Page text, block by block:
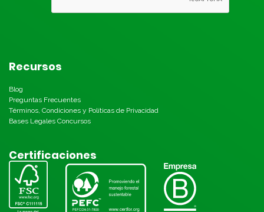
Recursos
Blog
Preguntas Frecuentes
Términos, Condiciones y Políticas de Privacidad
Bases Legales Concursos
Certificaciones